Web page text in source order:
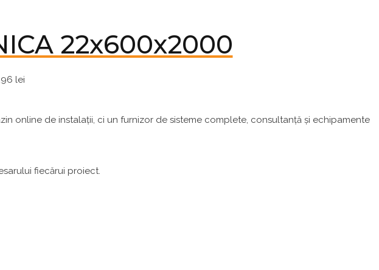
22x600x2000
lei
online de instalații, ci un furnizor de sisteme complete, consultanță și echipamente
fiecărui proiect.